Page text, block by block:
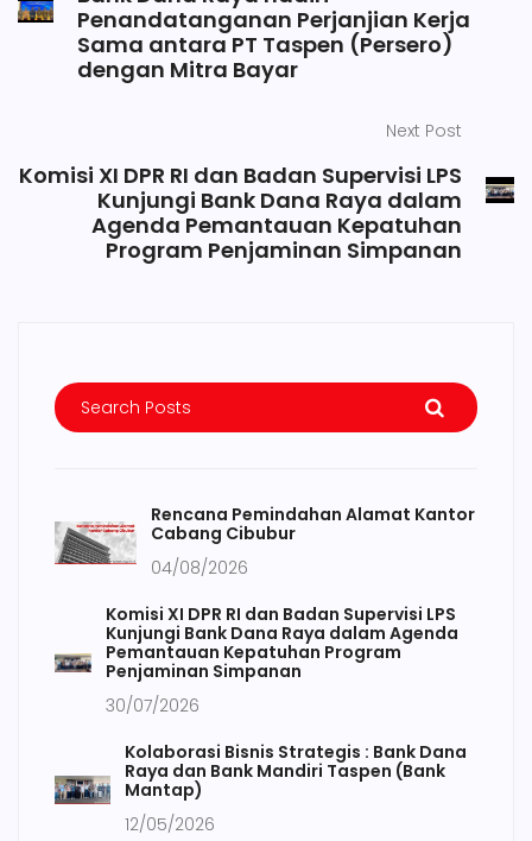
Penandatanganan Perjanjian Kerja
Sama antara PT Taspen (Persero)
dengan Mitra Bayar
Next Post
Komisi XI DPR RI dan Badan Supervisi LPS
Kunjungi Bank Dana Raya dalam
Agenda Pemantauan Kepatuhan
Program Penjaminan Simpanan
Rencana Pemindahan Alamat Kantor
Cabang Cibubur
04/08/2026
Komisi XI DPR RI dan Badan Supervisi LPS
Kunjungi Bank Dana Raya dalam Agenda
Pemantauan Kepatuhan Program
Penjaminan Simpanan
30/07/2026
Kolaborasi Bisnis Strategis : Bank Dana
Raya dan Bank Mandiri Taspen (Bank
Mantap)
12/05/2026